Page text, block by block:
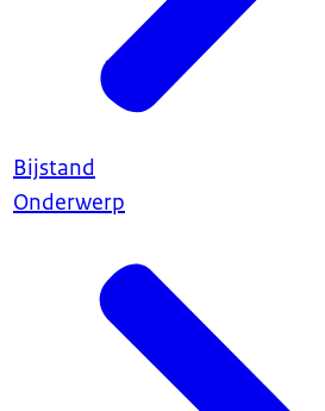
Bijstand
Onderwerp